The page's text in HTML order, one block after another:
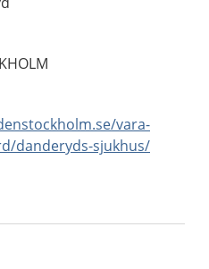
vara-
danderyds-sjukhus/